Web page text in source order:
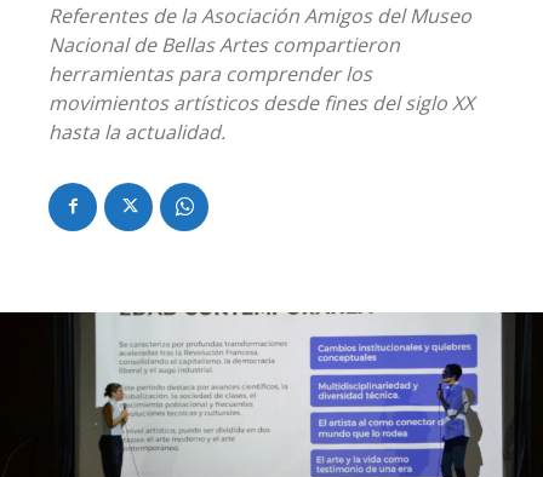
Referentes de la Asociación Amigos del Museo
Nacional de Bellas Artes compartieron
herramientas para comprender los
movimientos artísticos desde fines del siglo XX
hasta la actualidad.